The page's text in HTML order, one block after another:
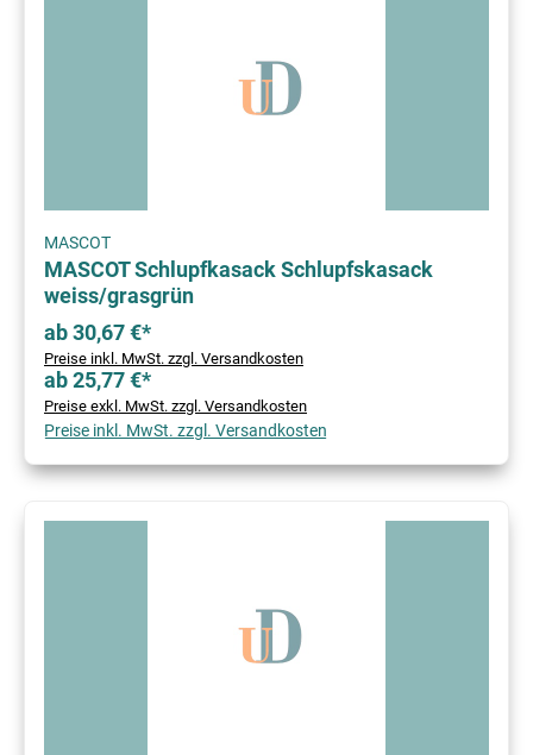
MASCOT
MASCOT Schlupfkasack Schlupfskasack
weiss/grasgrün
ab 30,67 €*
Preise inkl. MwSt. zzgl. Versandkosten
ab 25,77 €*
Preise exkl. MwSt. zzgl. Versandkosten
Preise inkl. MwSt. zzgl. Versandkosten